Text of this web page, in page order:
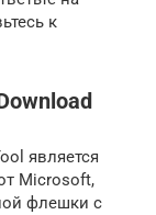
к
является
Microsoft,
флешки с